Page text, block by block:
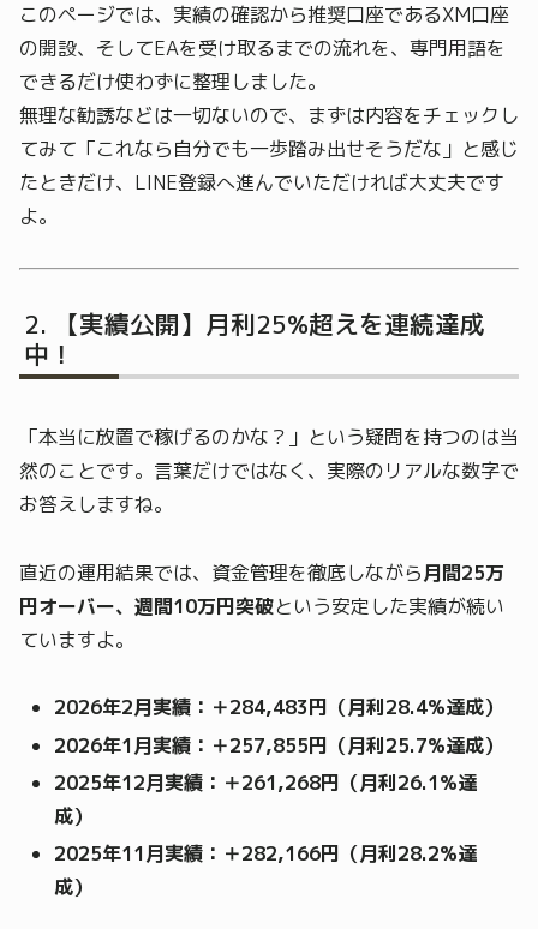
このページでは、実績の確認から推奨口座であるXM口座
の開設、そしてEAを受け取るまでの流れを、専門用語を
できるだけ使わずに整理しました。
無理な勧誘などは一切ないので、まずは内容をチェックし
てみて「これなら自分でも一歩踏み出せそうだな」と感じ
たときだけ、LINE登録へ進んでいただければ大丈夫です
よ。
【実績公開】月利25%超えを連続達成
中！
「本当に放置で稼げるのかな？」という疑問を持つのは当
然のことです。言葉だけではなく、実際のリアルな数字で
お答えしますね。
直近の運用結果では、資金管理を徹底しながら月間25万
円オーバー、週間10万円突破という安定した実績が続い
ていますよ。
2026年2月実績：＋284,483円（月利28.4%達成）
2026年1月実績：＋257,855円（月利25.7%達成）
2025年12月実績：＋261,268円（月利26.1%達
成）
2025年11月実績：＋282,166円（月利28.2%達
成）